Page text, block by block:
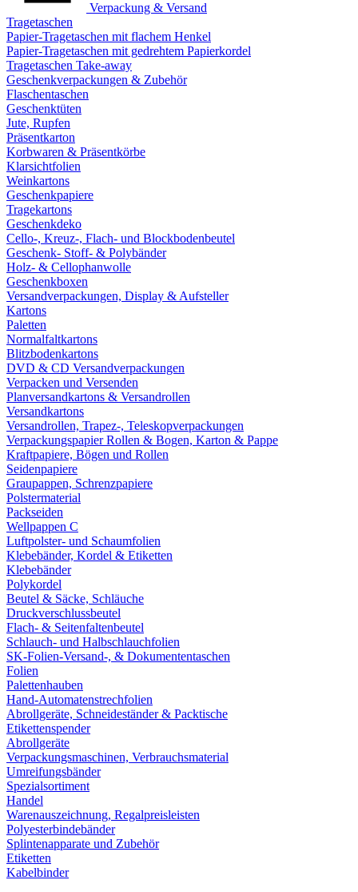
Verpackung & Versand
Tragetaschen
Papier-Tragetaschen mit flachem Henkel
Papier-Tragetaschen mit gedrehtem Papierkordel
Tragetaschen Take-away
Geschenkverpackungen & Zubehör
Flaschentaschen
Geschenktüten
Jute, Rupfen
Präsentkarton
Korbwaren & Präsentkörbe
Klarsichtfolien
Weinkartons
Geschenkpapiere
Tragekartons
Geschenkdeko
Cello-, Kreuz-, Flach- und Blockbodenbeutel
Geschenk- Stoff- & Polybänder
Holz- & Cellophanwolle
Geschenkboxen
Versandverpackungen, Display & Aufsteller
Kartons
Paletten
Normalfaltkartons
Blitzbodenkartons
DVD & CD Versandverpackungen
Verpacken und Versenden
Planversandkartons & Versandrollen
Versandkartons
Versandrollen, Trapez-, Teleskopverpackungen
Verpackungspapier Rollen & Bogen, Karton & Pappe
Kraftpapiere, Bögen und Rollen
Seidenpapiere
Graupappen, Schrenzpapiere
Polstermaterial
Packseiden
Wellpappen C
Luftpolster- und Schaumfolien
Klebebänder, Kordel & Etiketten
Klebebänder
Polykordel
Beutel & Säcke, Schläuche
Druckverschlussbeutel
Flach- & Seitenfaltenbeutel
Schlauch- und Halbschlauchfolien
SK-Folien-Versand-, & Dokumententaschen
Folien
Palettenhauben
Hand-Automatenstrechfolien
Abrollgeräte, Schneideständer & Packtische
Etikettenspender
Abrollgeräte
Verpackungsmaschinen, Verbrauchsmaterial
Umreifungsbänder
Spezialsortiment
Handel
Warenauszeichnung, Regalpreisleisten
Polyesterbindebänder
Splintenapparate und Zubehör
Etiketten
Kabelbinder